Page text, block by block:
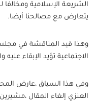
الشريعة الإسلامية
يتعارض مع مصالحنا أيضا.
الاجتماعية تؤيد الإبقاء
وفي هذا السياق ،عارض
العنزي إلغاء المقال